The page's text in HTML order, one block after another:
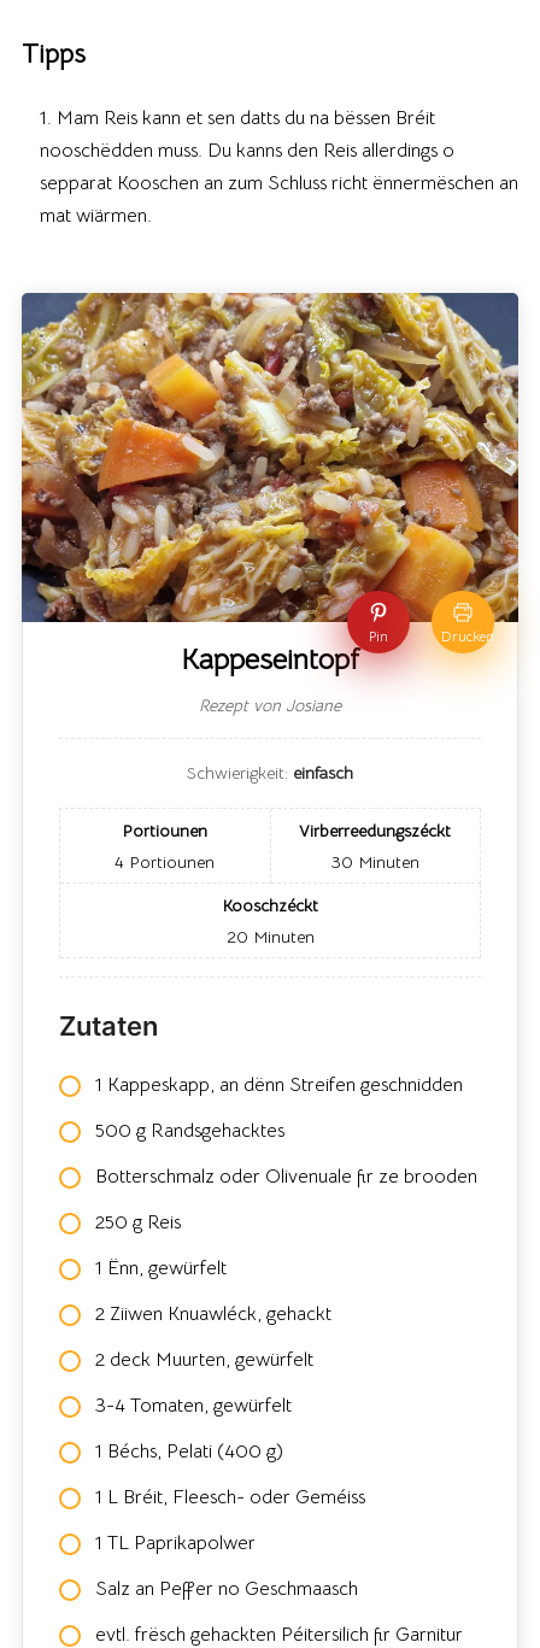
Tipps
Mam Reis kann et sen datts du na bëssen Bréit
nooschëdden muss. Du kanns den Reis allerdings o
sepparat Kooschen an zum Schluss richt ënnermëschen an
mat wiärmen.
Pin Drucken
Kappeseintopf
Rezept von Josiane
Schwierigkeit: einfasch
Portiounen
4 Portiounen
Virberreedungszéckt
30 Minuten
Kooschzéckt
20 Minuten
Zutaten
1 Kappeskapp, an dënn Streifen geschnidden
500 g Randsgehacktes
Botterschmalz oder Olivenuale fir ze brooden
250 g Reis
1 Ënn, gewürfelt
2 Ziiwen Knuawléck, gehackt
2 deck Muurten, gewürfelt
3-4 Tomaten, gewürfelt
1 Béchs, Pelati (400 g)
1 L Bréit, Fleesch- oder Geméiss
1 TL Paprikapolwer
Salz an Peffer no Geschmaasch
evtl. frësch gehackten Péitersilich fir Garnitur